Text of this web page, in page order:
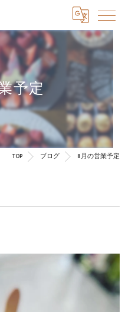
予定
TOP ブログ 8月の営業予定